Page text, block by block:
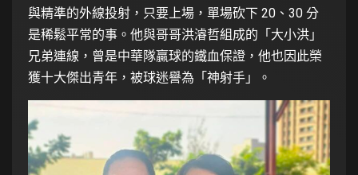
與精準的外線投射，只要上場，單場砍下 20、30 分
是稀鬆平常的事。他與哥哥洪濬哲組成的「大小洪」
兄弟連線，曾是中華隊贏球的鐵血保證，他也因此榮
獲十大傑出青年，被球迷譽為「神射手」。